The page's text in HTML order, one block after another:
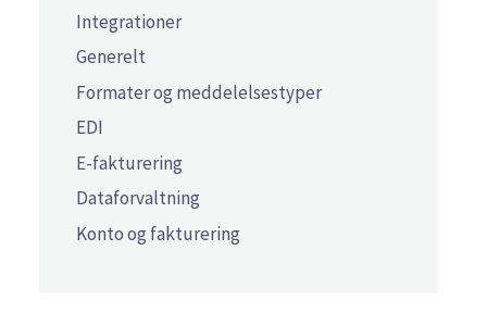
Integrationer
Generelt
Formater og meddelelsestyper
EDI
E-fakturering
Dataforvaltning
Konto og fakturering